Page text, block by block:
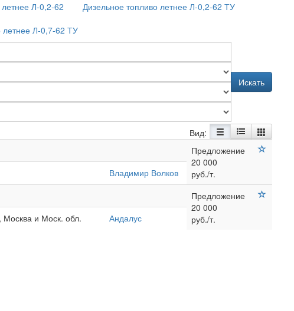
Л-0,2-62
Дизельное топливо летнее Л-0,2-62 ТУ
летнее Л-0,7-62 ТУ
Искать
Вид:
Предложение
20 000
руб./т.
Владимир Волков
Предложение
20 000
руб./т.
Москва и Моск. обл. Андалус